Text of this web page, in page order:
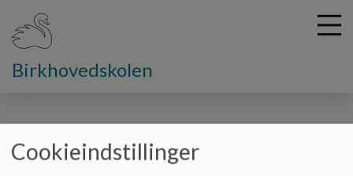
G
Birkhovedskolen
Pædagogik/undervisning Valgfag
Cookieindstillinger